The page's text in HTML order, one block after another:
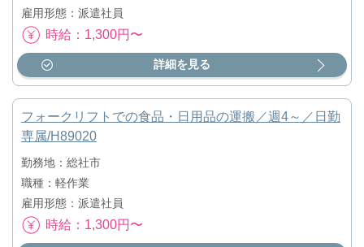
雇用形態：派遣社員
時給：1,300円〜
詳細を見る
フォークリフトでの食品・日用品の運搬／週4～／日勤
専属/H89020
勤務地：総社市
職種：軽作業
雇用形態：派遣社員
時給：1,300円〜